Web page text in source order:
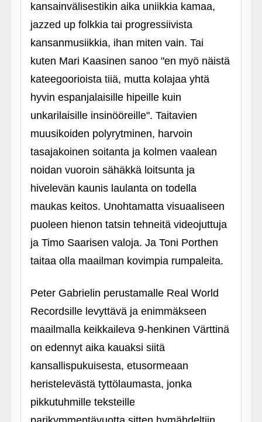
kansainvälisestikin aika uniikkia kamaa,
jazzed up folkkia tai progressiivista
kansanmusiikkia, ihan miten vain. Tai
kuten Mari Kaasinen sanoo "en myö näistä
kateegoorioista tiiä, mutta kolajaa yhtä
hyvin espanjalaisille hipeille kuin
unkarilaisille insinööreille". Taitavien
muusikoiden polyrytminen, harvoin
tasajakoinen soitanta ja kolmen vaalean
noidan vuoroin sähäkkä loitsunta ja
hivelevän kaunis laulanta on todella
maukas keitos. Unohtamatta visuaaliseen
puoleen hienon tatsin tehneitä videojuttuja
ja Timo Saarisen valoja. Ja Toni Porthen
taitaa olla maailman kovimpia rumpaleita.
Peter Gabrielin perustamalle Real World
Recordsille levyttävä ja enimmäkseen
maailmalla keikkaileva 9-henkinen Värttinä
on edennyt aika kauaksi siitä
kansallispukuisesta, etusormeaan
heristelevästä tyttölaumasta, jonka
pikkutuhmille teksteille